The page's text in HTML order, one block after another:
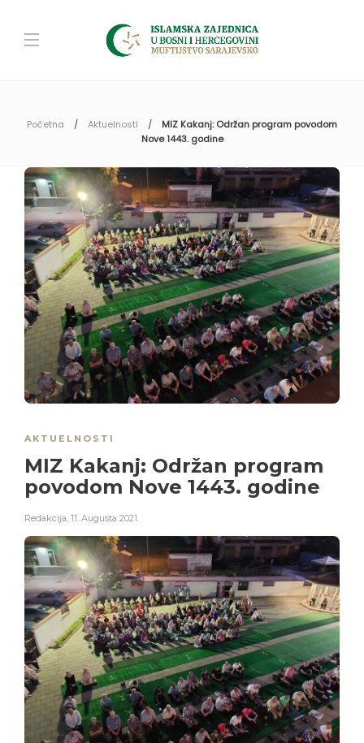
Početna Aktuelnosti
MIZ Kakanj: Održan program povodom
Nove 1443. godine
AKTUELNOSTI
MIZ Kakanj: Održan program
povodom Nove 1443. godine
Redakcija, 11. Augusta 2021.